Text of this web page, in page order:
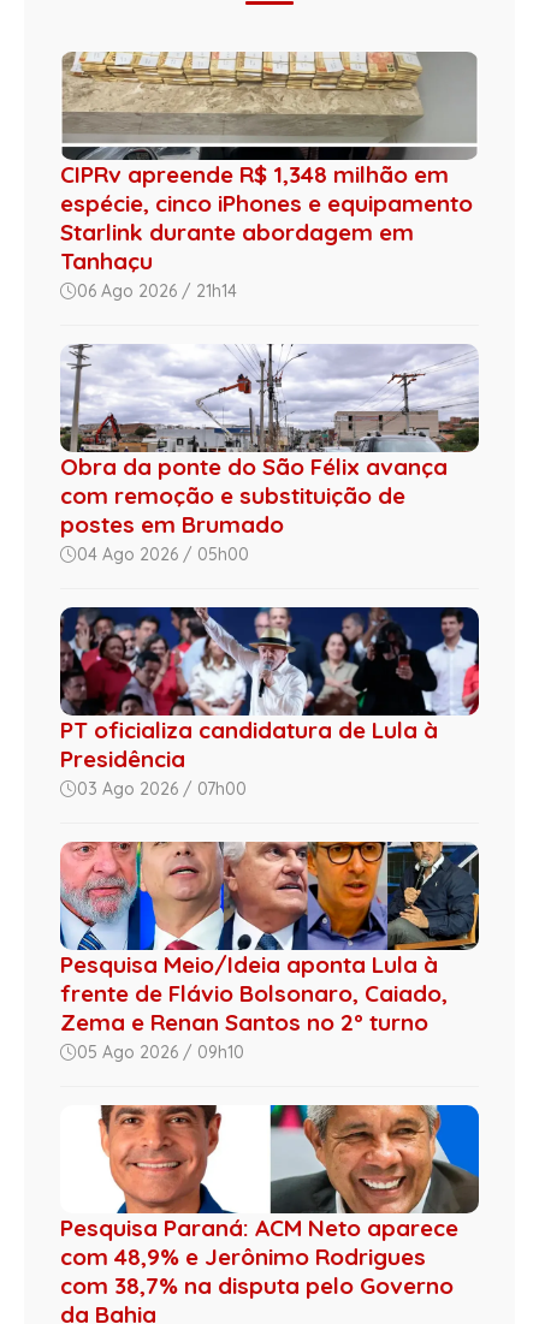
CIPRv apreende R$ 1,348 milhão em
espécie, cinco iPhones e equipamento
Starlink durante abordagem em
Tanhaçu
06 Ago 2026 / 21h14
Obra da ponte do São Félix avança
com remoção e substituição de
postes em Brumado
04 Ago 2026 / 05h00
PT oficializa candidatura de Lula à
Presidência
03 Ago 2026 / 07h00
Pesquisa Meio/Ideia aponta Lula à
frente de Flávio Bolsonaro, Caiado,
Zema e Renan Santos no 2º turno
05 Ago 2026 / 09h10
Pesquisa Paraná: ACM Neto aparece
com 48,9% e Jerônimo Rodrigues
com 38,7% na disputa pelo Governo
da Bahia